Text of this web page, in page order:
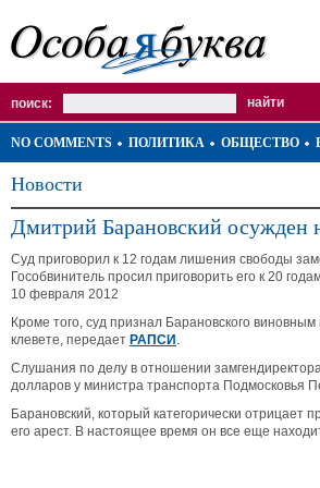
поиск:
NO COMMENTS ПОЛИТИКА ОБЩЕСТВО
Новости
Дмитрий Барановский осужден
Суд приговорил к 12 годам лишения свободы
Гособвинитель просил приговорить его к 20
10 февраля 2012
Кроме того, суд признал Барановского
клевете, передает РАПСИ .
Слушания по делу в отношении
долларов у министра транспорта Подмосковья
Барановский, который категорически
его арест. В настоящее время он все еще